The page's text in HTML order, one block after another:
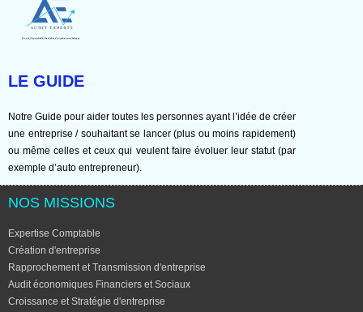
LE GUIDE
Notre Guide pour aider toutes les personnes ayant l’idée de créer
une entreprise / souhaitant se lancer (plus ou moins rapidement)
ou même celles et ceux qui veulent faire évoluer leur statut (par
exemple d’auto entrepreneur).
NOS MISSIONS
Expertise Comptable
Création d'entreprise
Rapprochement et Transmission d'entreprise
Audit économiques Financiers et Sociaux
Croissance et Stratégie d'entreprise